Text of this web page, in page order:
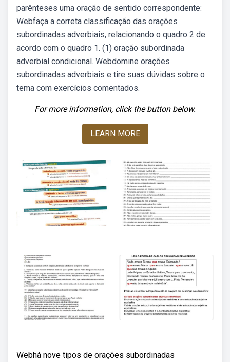
parênteses uma oração de sentido correspondente:
Webfaça a correta classificação das orações
subordinadas adverbiais, relacionando o quadro 2 de
acordo com o quadro 1. (1) oração subordinada
adverbial condicional. Webdomine orações
subordinadas adverbiais e tire suas dúvidas sobre o
tema com exercícios comentados.
For more information, click the button below.
LEARN MORE
Webhá nove tipos de orações subordinadas